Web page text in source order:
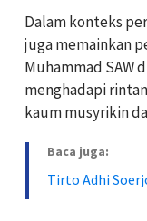
Dalam konteks
juga memainkan
Muhammad SAW
menghadapi
kaum musyrikin
Baca juga:
Tirto Adhi